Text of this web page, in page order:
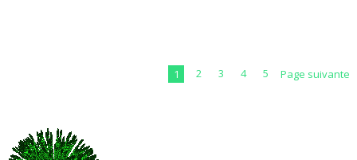
1 2 3 4 5 Page suivante